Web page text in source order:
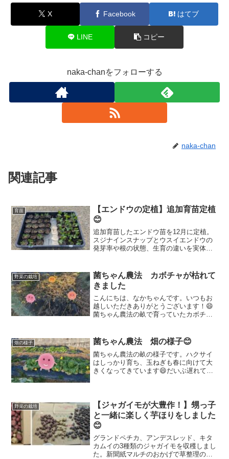
X Facebook はてブ
LINE コピー
naka-chanをフォローする
naka-chan
関連記事
育苗
【エンドウの定植】追加育苗定植
😊
追加育苗したエンドウ苗を12月に定植。
スジナインスナップとウスイエンドウの
発芽率や根の状態、生育の違いを実体験
野菜の栽培
菌ちゃん農法 カボチャが枯れて
きました
こんにちは、なかちゃんです。いつもお
越しいただきありがとうございます！😄
菌ちゃん農法の畝で育っていたカボチャ
紹介しますね！では、行ってみましょ
う！畝全体菌ちゃん農法の畝...
畑の様子 菌ちゃん農法 畑の様子😊
菌ちゃん農法の畝の様子です。ハクサイ
はしっかり育ち、玉ねぎも春に向けて大
きくなってきています😄だいぶ遅れて定
かを確認してみました。
野菜の栽培
【ジャガイモが大豊作！】甥っ子
と一緒に楽しく芋ほりをしました
😊
グランドペチカ、アンデスレッド、キタ
カムイの3種類のジャガイモを収穫しまし
た。新聞紙マルチのおかげで草整理の手